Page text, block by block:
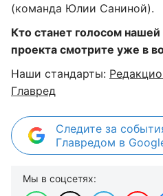
(команда Юлии Саниной).
Кто станет голосом
проекта смотрите уже в
Наши стандарты:
Главред
Следите за
Главредом в
Мы в соцсетях: